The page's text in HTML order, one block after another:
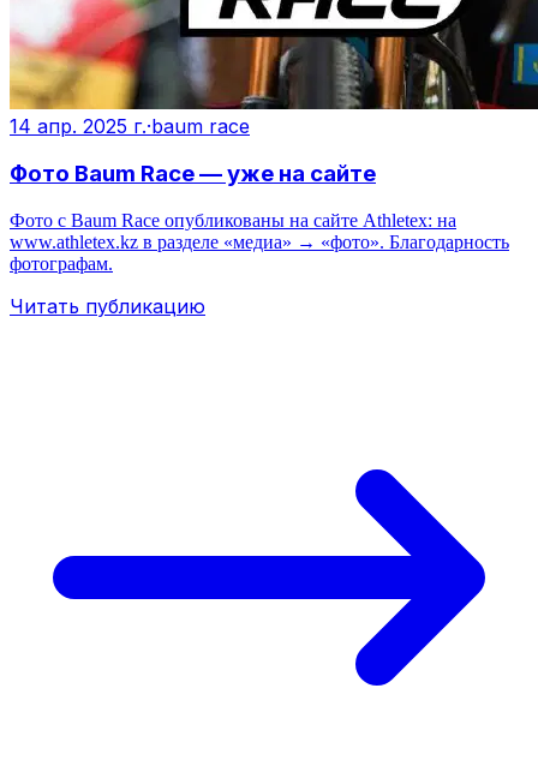
14 апр. 2025 г.·baum race
Фото Baum Race — уже на сайте
Фото с Baum Race опубликованы на сайте Athletex: на
www.athletex.kz в разделе «медиа» → «фото». Благодарность
фотографам.
Читать публикацию